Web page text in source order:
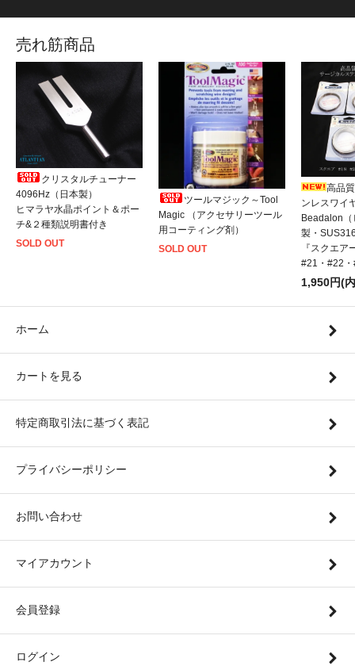
売れ筋商品
クリスタルチューナー
4096Hz（日本製）
ヒマラヤ水晶ポイント＆ポー
チ&２種類説明書付き
SOLD OUT
ツールマジック～Tool
Magic （アクセサリーツール
用コーティング剤）
SOLD OUT
高品
ンレスワイ
Beadalon
製・
『スクエ
#21・#22
1,950円(
ホーム
カートを見る
特定商取引法に基づく表記
プライバシーポリシー
お問い合わせ
マイアカウント
会員登録
ログイン